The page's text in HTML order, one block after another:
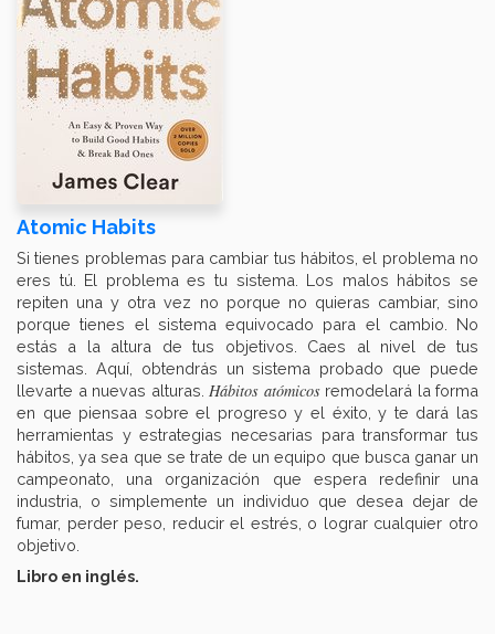
Atomic Habits
Si tienes problemas para cambiar tus hábitos, el problema no
eres tú. El problema es tu sistema. Los malos hábitos se
repiten una y otra vez no porque no quieras cambiar, sino
porque tienes el sistema equivocado para el cambio. No
estás a la altura de tus objetivos. Caes al nivel de tus
sistemas. Aquí, obtendrás un sistema probado que puede
llevarte a nuevas alturas. Hábitos atómicosremodelará la forma
en que piensaa sobre el progreso y el éxito, y te dará las
herramientas y estrategias necesarias para transformar tus
hábitos, ya sea que se trate de un equipo que busca ganar un
campeonato, una organización que espera redefinir una
industria, o simplemente un individuo que desea dejar de
fumar, perder peso, reducir el estrés, o lograr cualquier otro
objetivo.
Libro en inglés.